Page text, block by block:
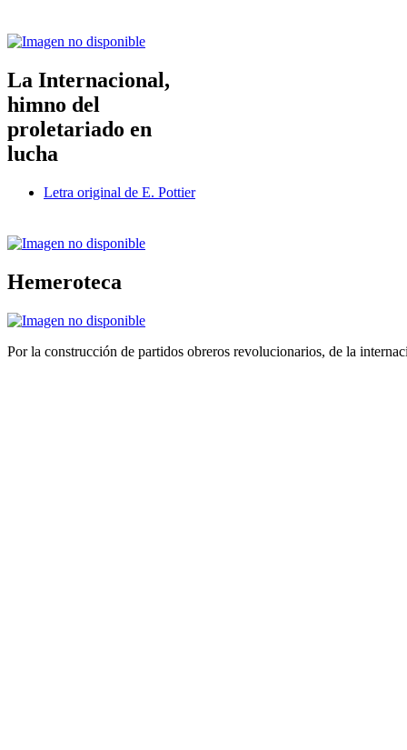
La Internacional,
himno del
proletariado en
lucha
Letra original de E. Pottier
Hemeroteca
Por la construcción de partidos obreros revolucionarios, de la